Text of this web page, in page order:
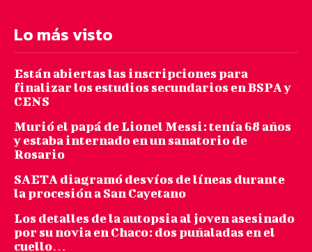
Lo más visto
Están abiertas las inscripciones para
finalizar los estudios secundarios en BSPA y
CENS
Murió el papá de Lionel Messi: tenía 68 años
y estaba internado en un sanatorio de
Rosario
SAETA diagramó desvíos de líneas durante
la procesión a San Cayetano
Los detalles de la autopsia al joven asesinado
por su novia en Chaco: dos puñaladas en el
cuello…